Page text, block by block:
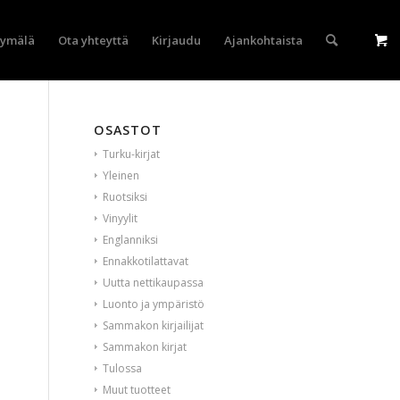
Ota yhteyttä Kirjaudu Ajankohtaista
OSASTOT
Turku-kirjat
Yleinen
Ruotsiksi
Vinyylit
Englanniksi
Ennakkotilattavat
Uutta nettikaupassa
Luonto ja ympäristö
Sammakon kirjailijat
Sammakon kirjat
Tulossa
Muut tuotteet